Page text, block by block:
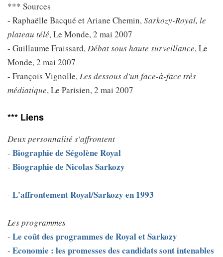
*** Sources
- Raphaëlle Bacqué et Ariane Chemin,Sarkozy-Royal, le
plateau télé, Le Monde, 2 mai 2007
- Guillaume Fraissard,Débat sous haute surveillance, Le
Monde, 2 mai 2007
- François Vignolle,Les dessous d'un face-à-face très
médiatique, Le Parisien, 2 mai 2007
*** Liens
Deux personnalité s'affrontent
- Biographie de Ségolène Royal
- Biographie de Nicolas Sarkozy
- L'affrontement Royal/Sarkozy en 1993
Les programmes
- Le coût des programmes de Royal et Sarkozy
- Economie : les promesses des candidats sont intenables